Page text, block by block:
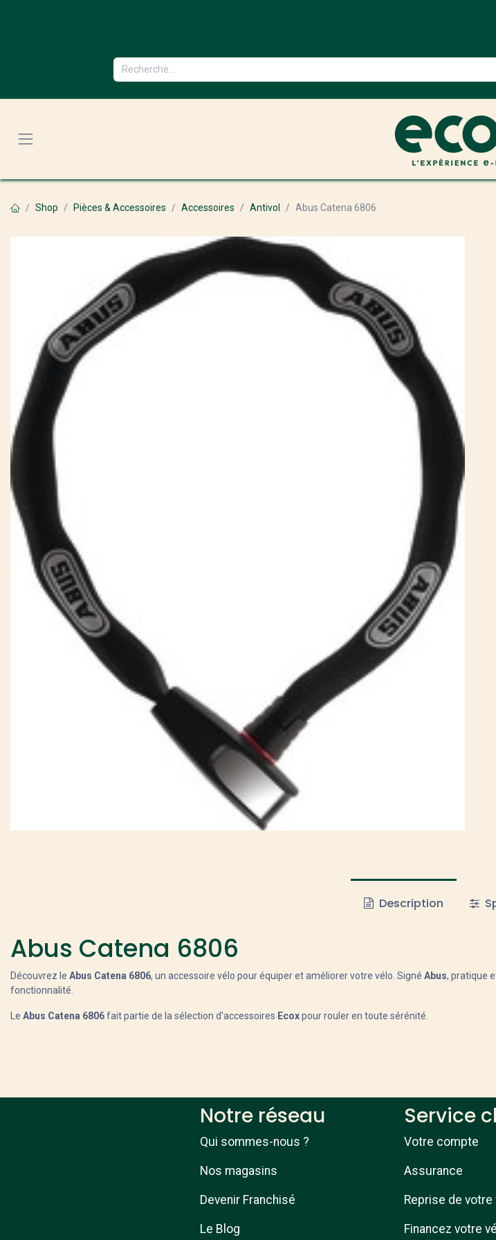
Shop Pièces & Accessoires Accessoires Antivol Abus Catena 6806
Description
Abus Catena 6806
Découvrez le Abus Catena 6806, un accessoire vélo pour équiper et améliorer votre vélo. Signé Abus, pratique
fonctionnalité.
Le Abus Catena 6806fait partie de la sélection d'accessoires Ecoxpour rouler en toute sérénité.
Service
Votre compte
Assurance
Reprise de
Financez votre
Notre réseau
Qui sommes-nous ?
Nos magasins
Devenir Franchisé
Le Blog